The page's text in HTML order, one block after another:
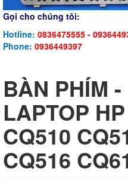
Gọi cho chúng tôi:
Hotline: 0836475555 -
Phone: 0936449397
BÀN PHÍM
LAPTOP
CQ510
CQ516